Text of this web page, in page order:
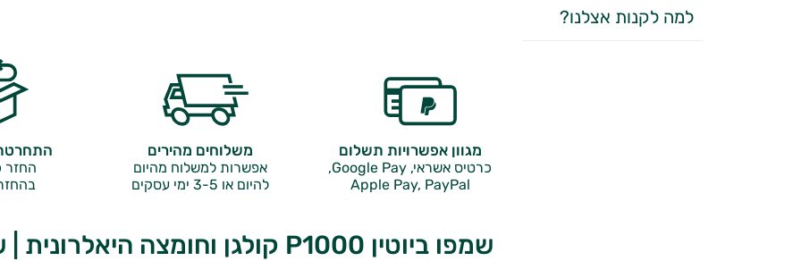
למה לקנות אצלנו?
מגוון אפשרויות תשלום
כרטיס אשראי, Google Pay,
Apple Pay, PayPal
משלוחים מהירים
אפשרות למשלוח מהיום
להיום או 3-5 ימי עסקים
החזר
שמפו ביוטין P1000 קולגן וחומצה היאלרונית | שורשים